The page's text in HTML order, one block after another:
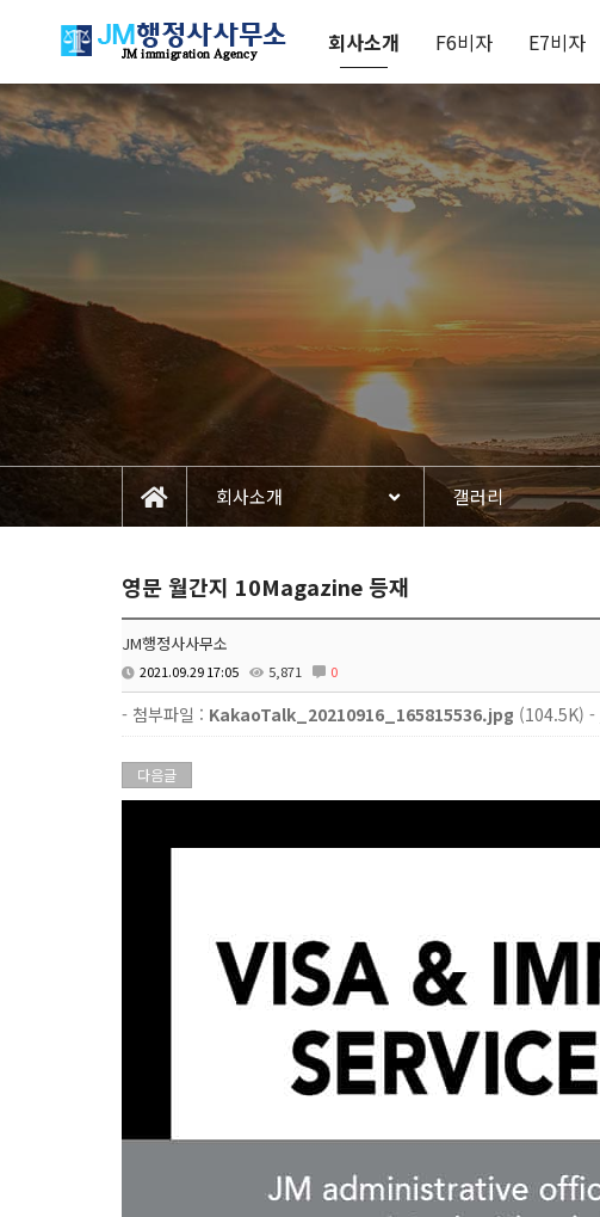
회사소개 F6비자 E7비자
회사소개 갤러리
영문 월간지 10Magazine 등재
JM행정사사무소
2021.09.29 17:05 5,871 0
- 첨부파일 : KakaoTalk_20210916_165815536.jpg (104.5K) -
다음글